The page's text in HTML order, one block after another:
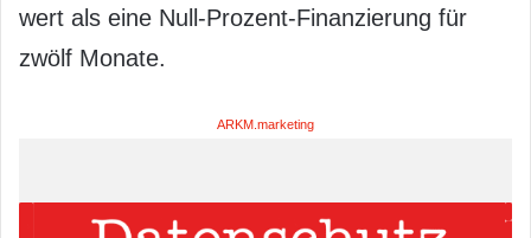
wert als eine Null-Prozent-Finanzierung für
zwölf Monate.
ARKM.marketing